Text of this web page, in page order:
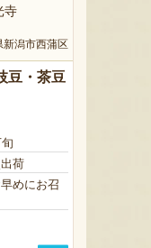
寺
新潟市西蒲区
豆・茶豆
荷
めにお召